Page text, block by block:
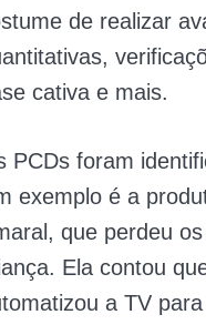
de realizar
cativa e mais.
PCDs foram
exemplo é a
que perdeu
Ela contou
a TV